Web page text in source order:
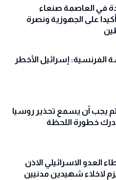
في العاصمة صنعاء
على الجهوزية ونصرة
الفرنسية: إسرائيل الأخطر
يجب أن يسمع تحذير روسيا
خطورة اللحظة
العدو الاسرائيلي الاذن
لاخلاء شهيدين مدنيين